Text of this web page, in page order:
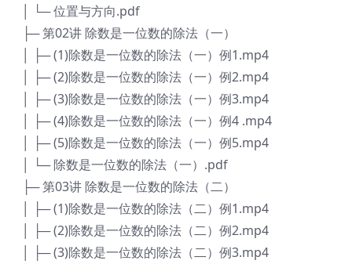
│ └─ 位置与方向.pdf
├─ 第02讲 除数是一位数的除法（一）
│ ├─ (1)除数是一位数的除法（一）例1.mp4
│ ├─ (2)除数是一位数的除法（一）例2.mp4
│ ├─ (3)除数是一位数的除法（一）例3.mp4
│ ├─ (4)除数是一位数的除法（一）例4 .mp4
│ ├─ (5)除数是一位数的除法（一）例5.mp4
│ └─ 除数是一位数的除法（一）.pdf
├─ 第03讲 除数是一位数的除法（二）
│ ├─ (1)除数是一位数的除法（二）例1.mp4
│ ├─ (2)除数是一位数的除法（二）例2.mp4
│ ├─ (3)除数是一位数的除法（二）例3.mp4